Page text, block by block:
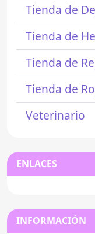
Tienda de
Tienda de
Tienda de
Tienda de
Veterinario
ENLACES
INFORMACIÓN